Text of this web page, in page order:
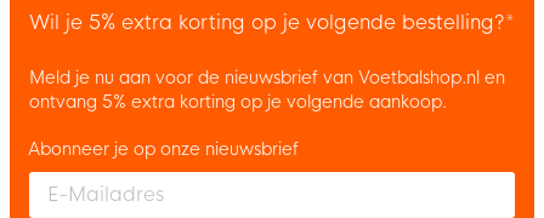
Wil je 5% extra korting op je volgende bestelling?*
Meld je nu aan voor de nieuwsbrief van Voetbalshop.nl en
ontvang 5% extra korting op je volgende aankoop.
Enter your email and accept the privacy policy to subscribe to
Abonneer je op onze nieuwsbrief